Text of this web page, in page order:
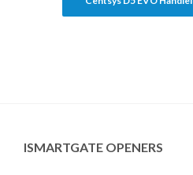
ISMARTGATE OPENERS